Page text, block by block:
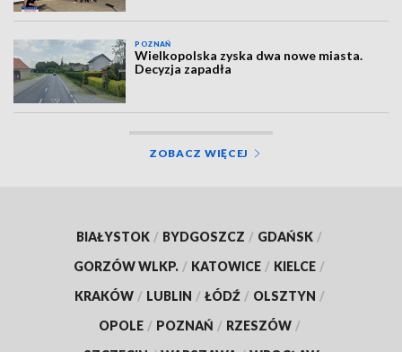
POZNAŃ
Wielkopolska zyska dwa nowe miasta.
Decyzja zapadła
ZOBACZ WIĘCEJ
BIAŁYSTOK / BYDGOSZCZ / GDAŃSK /
GORZÓW WLKP. / KATOWICE / KIELCE /
KRAKÓW / LUBLIN / ŁÓDŹ / OLSZTYN /
OPOLE / POZNAŃ / RZESZÓW /